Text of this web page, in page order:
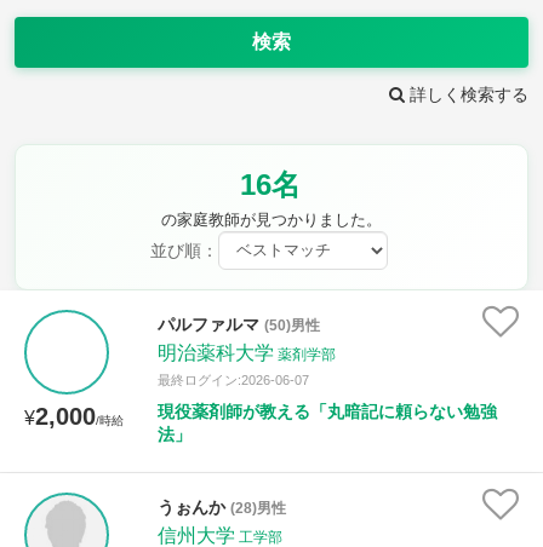
検索
詳しく検索する
16名
の家庭教師が見つかりました。
並び順：
¥2,000/時給
パルファルマ (50)男性
明治薬科大学 薬剤学部
最終ログイン:2026-06-07
現役薬剤師が教える「丸暗記に頼らない勉強
法」
うぉんか (28)男性
信州大学 工学部
教科
英語(リスニング)
数学A 数学B 数学C 現代文
世界史 日本史 地理 現代社会
政治経済 小論文 美術 書道 家庭科
情報
時給：¥1,000 ～ ¥10,000